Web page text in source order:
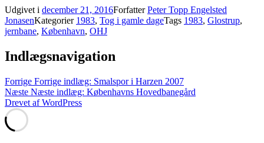
Udgivet i december 21, 2016ForfatterPeter Topp Engelsted
JonasenKategorier 1983, Tog i gamle dageTags 1983, Glostrup,
jernbane, København, OHJ
Indlægsnavigation
Forrige Forrige indlæg: Smalspor i Harzen 2007
Næste Næste indlæg: Københavns Hovedbanegård
Drevet af WordPress